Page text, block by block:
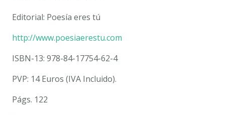
Editorial: Poesía eres tú
http://www.poesiaerestu.com
ISBN-13: 978-84-17754-62-4
PVP: 14 Euros (IVA Incluido).
Págs. 122